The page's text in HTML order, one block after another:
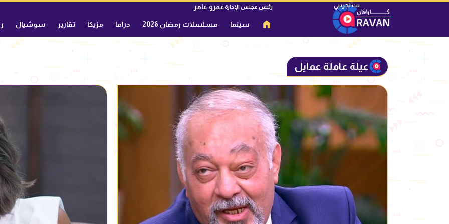
رئيس مجلس الإدارةعمرو عامر
سينما مسلسلات رمضان 2026 دراما مزيكا تقارير سوشيال
عيلة عاملة عمايل